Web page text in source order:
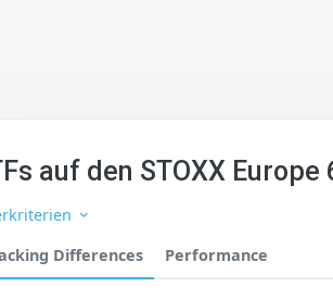
auf den STOXX
Differences
Performance